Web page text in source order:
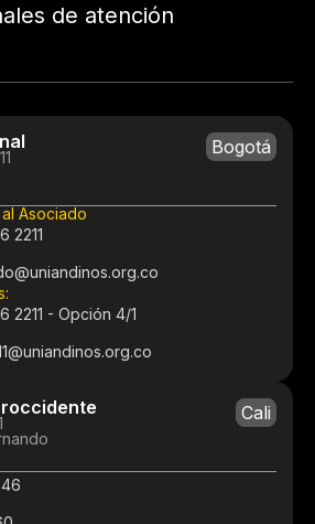
de atención
Bogotá
Asociado
2211
2211 - Opción 4/1
Cali